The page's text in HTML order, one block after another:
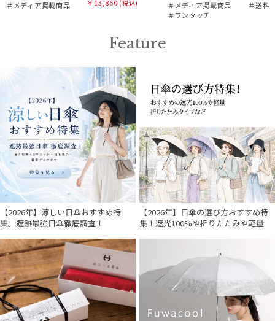
＃メディア掲載商品
￥13,860 (税込)
＃メディア掲載商品
＃ワンタッチ
＃送料
Feature
【2026年】涼しい日傘おすすめ特
集。遮熱最強日傘徹底調査！
【2026年】日傘の選び方おすすめ特
集！遮光100%や折りたたみや軽量